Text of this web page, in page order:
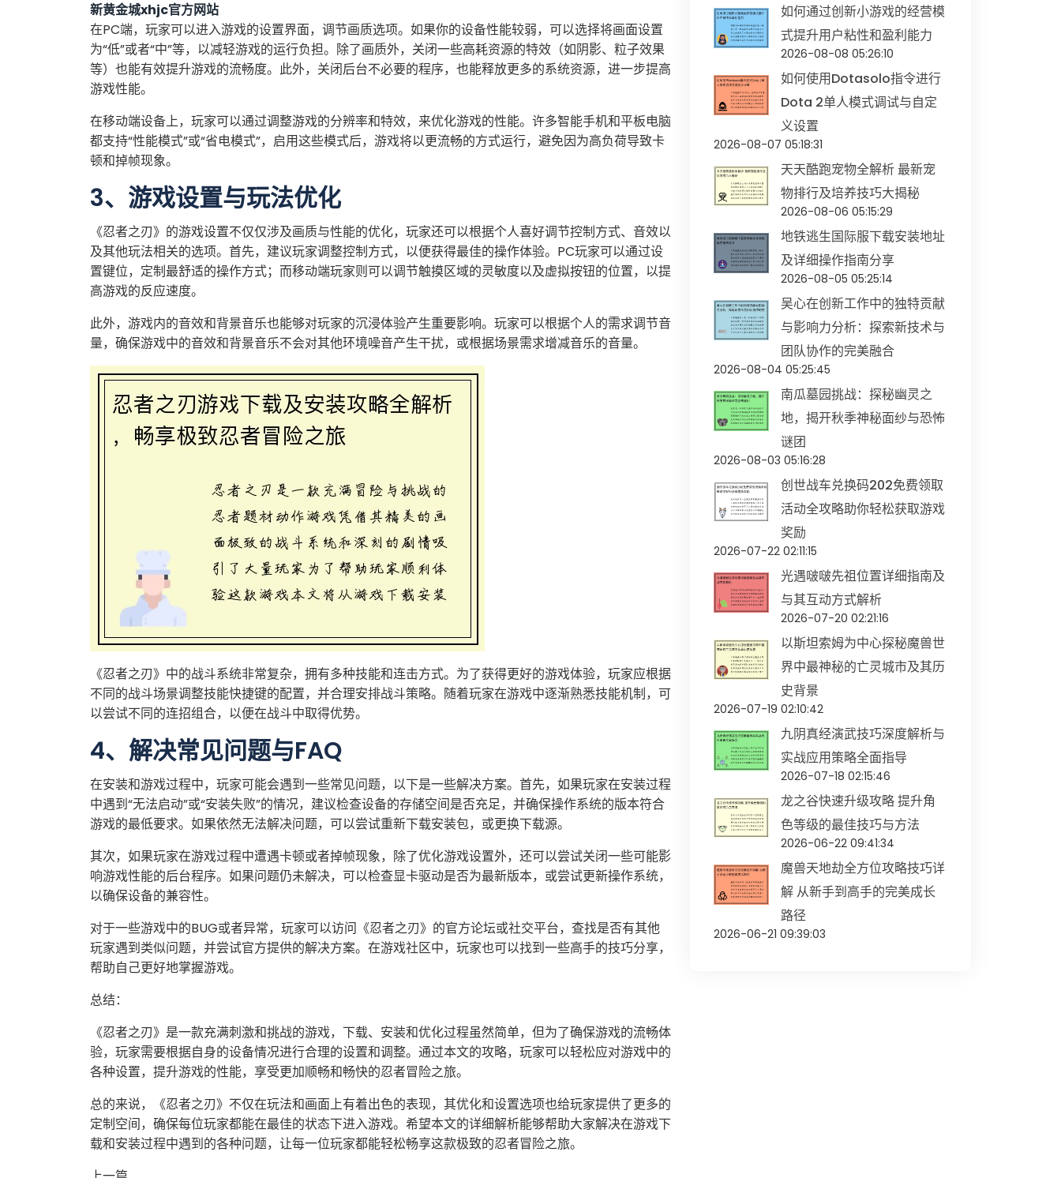
新黄金城xhjc官方网站
在PC端，玩家可以进入游戏的设置界面，调节画质选项。如果你的设备性能较弱，可以选择将画面设置
为“低”或者“中”等，以减轻游戏的运行负担。除了画质外，关闭一些高耗资源的特效（如阴影、粒子效果
等）也能有效提升游戏的流畅度。此外，关闭后台不必要的程序，也能释放更多的系统资源，进一步提高
游戏性能。
在移动端设备上，玩家可以通过调整游戏的分辨率和特效，来优化游戏的性能。许多智能手机和平板电脑
都支持“性能模式”或“省电模式”，启用这些模式后，游戏将以更流畅的方式运行，避免因为高负荷导致卡
顿和掉帧现象。
3、游戏设置与玩法优化
《忍者之刃》的游戏设置不仅仅涉及画质与性能的优化，玩家还可以根据个人喜好调节控制方式、音效以
及其他玩法相关的选项。首先，建议玩家调整控制方式，以便获得最佳的操作体验。PC玩家可以通过设
置键位，定制最舒适的操作方式；而移动端玩家则可以调节触摸区域的灵敏度以及虚拟按钮的位置，以提
高游戏的反应速度。
此外，游戏内的音效和背景音乐也能够对玩家的沉浸体验产生重要影响。玩家可以根据个人的需求调节音
量，确保游戏中的音效和背景音乐不会对其他环境噪音产生干扰，或根据场景需求增减音乐的音量。
《忍者之刃》中的战斗系统非常复杂，拥有多种技能和连击方式。为了获得更好的游戏体验，玩家应根据
不同的战斗场景调整技能快捷键的配置，并合理安排战斗策略。随着玩家在游戏中逐渐熟悉技能机制，可
以尝试不同的连招组合，以便在战斗中取得优势。
4、解决常见问题与FAQ
在安装和游戏过程中，玩家可能会遇到一些常见问题，以下是一些解决方案。首先，如果玩家在安装过程
中遇到“无法启动”或“安装失败”的情况，建议检查设备的存储空间是否充足，并确保操作系统的版本符合
游戏的最低要求。如果依然无法解决问题，可以尝试重新下载安装包，或更换下载源。
其次，如果玩家在游戏过程中遭遇卡顿或者掉帧现象，除了优化游戏设置外，还可以尝试关闭一些可能影
响游戏性能的后台程序。如果问题仍未解决，可以检查显卡驱动是否为最新版本，或尝试更新操作系统，
以确保设备的兼容性。
对于一些游戏中的BUG或者异常，玩家可以访问《忍者之刃》的官方论坛或社交平台，查找是否有其他
玩家遇到类似问题，并尝试官方提供的解决方案。在游戏社区中，玩家也可以找到一些高手的技巧分享，
帮助自己更好地掌握游戏。
总结：
《忍者之刃》是一款充满刺激和挑战的游戏，下载、安装和优化过程虽然简单，但为了确保游戏的流畅体
验，玩家需要根据自身的设备情况进行合理的设置和调整。通过本文的攻略，玩家可以轻松应对游戏中的
各种设置，提升游戏的性能，享受更加顺畅和畅快的忍者冒险之旅。
总的来说，《忍者之刃》不仅在玩法和画面上有着出色的表现，其优化和设置选项也给玩家提供了更多的
定制空间，确保每位玩家都能在最佳的状态下进入游戏。希望本文的详细解析能够帮助大家解决在游戏下
载和安装过程中遇到的各种问题，让每一位玩家都能轻松畅享这款极致的忍者冒险之旅。
如何通过创新小游戏的经营模
式提升用户粘性和盈利能力
2026-08-08 05:26:10
如何使用dotasolo指令进行
Dota 2单人模式调试与自定
义设置
2026-08-07 05:18:31
天天酷跑宠物全解析 最新宠
物排行及培养技巧大揭秘
2026-08-06 05:15:29
地铁逃生国际服下载安装地址
及详细操作指南分享
2026-08-05 05:25:14
吴心在创新工作中的独特贡献
与影响力分析：探索新技术与
团队协作的完美融合
2026-08-04 05:25:45
南瓜墓园挑战：探秘幽灵之
地，揭开秋季神秘面纱与恐怖
谜团
2026-08-03 05:16:28
创世战车兑换码202免费领取
活动全攻略助你轻松获取游戏
奖励
2026-07-22 02:11:15
光遇啵啵先祖位置详细指南及
与其互动方式解析
2026-07-20 02:21:16
以斯坦索姆为中心探秘魔兽世
界中最神秘的亡灵城市及其历
史背景
2026-07-19 02:10:42
九阴真经演武技巧深度解析与
实战应用策略全面指导
2026-07-18 02:15:46
龙之谷快速升级攻略 提升角
色等级的最佳技巧与方法
2026-06-22 09:41:34
魔兽天地劫全方位攻略技巧详
解 从新手到高手的完美成长
路径
2026-06-21 09:39:03